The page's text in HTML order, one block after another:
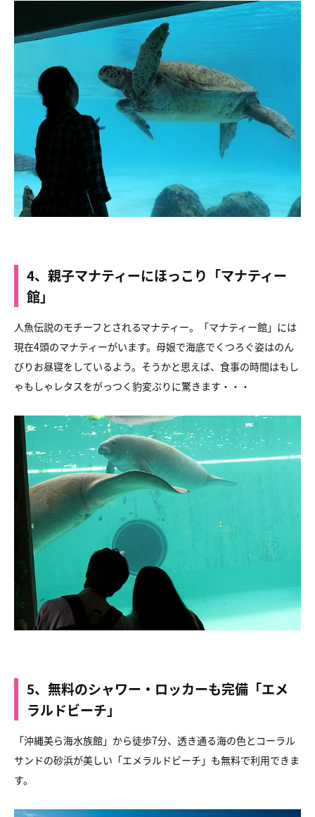
4、親子マナティーにほっこり「マナティー
館」
人魚伝説のモチーフとされるマナティー。
「マナティー館」には
現在4頭のマナティーがいます。 母娘で海底でくつろぐ姿はのん
びりお昼寝をしているよう。 そうかと思えば、 食事の時間はもし
ゃもしゃレタスをがっつく豹変ぶりに驚きます・・・
5、無料のシャワー・ロッカーも完備「エメ
ラルドビーチ」
「沖縄美ら海水族館」から徒歩7分、 透き通る海の色とコーラル
サンドの砂浜が美しい 「エメラルドビーチ」も無料で利用できま
す。